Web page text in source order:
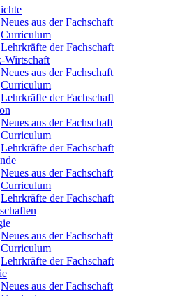
Neues aus der Fachschaft
Curriculum
Lehrkräfte der Fachschaft
Wirtschaft
Neues aus der Fachschaft
Curriculum
Lehrkräfte der Fachschaft
Neues aus der Fachschaft
Curriculum
Lehrkräfte der Fachschaft
Neues aus der Fachschaft
Curriculum
Lehrkräfte der Fachschaft
Neues aus der Fachschaft
Curriculum
Lehrkräfte der Fachschaft
Neues aus der Fachschaft